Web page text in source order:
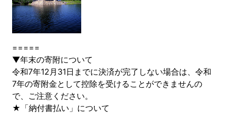
=====
▼年末の寄附について
令和7年12月31日までに決済が完了しない場合は、令和
7年の寄附金として控除を受けることができませんの
で、ご注意ください。
★「納付書払い」について